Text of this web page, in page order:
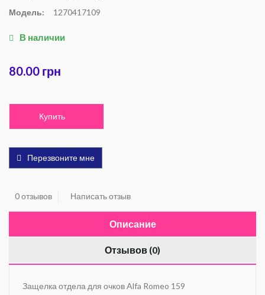
Модель: 1270417109
В наличии
80.00 грн
Купить
Перезвоните мне
0 отзывов Написать отзыв
Описание
Отзывов (0)
Защелка отдела для очков Alfa Romeo 159